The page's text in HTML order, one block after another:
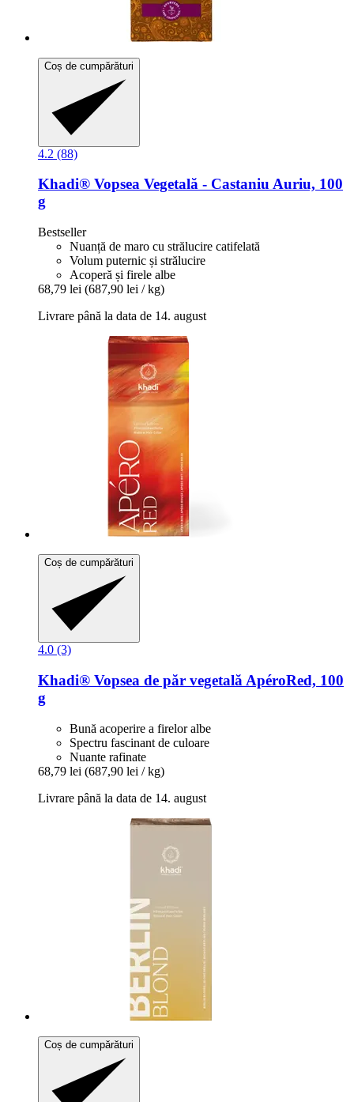
Coș de cumpărături
4.2 (88)
Khadi® Vopsea Vegetală -​ Castaniu Auriu, 100
g
Bestseller
Nuanță de maro cu strălucire catifelată
Volum puternic și strălucire
Acoperă și firele albe
68,79 lei (687,90 lei / kg)
Livrare până la data de 14. august
Coș de cumpărături
4.0 (3)
Khadi® Vopsea de păr vegetală ApéroRed, 100
g
Bună acoperire a firelor albe
Spectru fascinant de culoare
Nuante rafinate
68,79 lei (687,90 lei / kg)
Livrare până la data de 14. august
Coș de cumpărături